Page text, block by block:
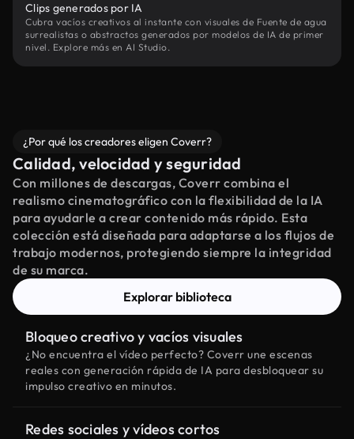
Clips generados por IA
Cubra vacíos creativos al instante con visuales de Fuente de agua
surrealistas o abstractos generados por modelos de IA de primer
nivel. Explore más en AI Studio.
¿Por qué los creadores eligen Coverr?
Calidad, velocidad y seguridad
Con millones de descargas, Coverr combina el
realismo cinematográfico con la flexibilidad de la IA
para ayudarle a crear contenido más rápido. Esta
colección está diseñada para adaptarse a los flujos de
trabajo modernos, protegiendo siempre la integridad
de su marca.
Explorar biblioteca
Bloqueo creativo y vacíos visuales
¿No encuentra el vídeo perfecto? Coverr une escenas
reales con generación rápida de IA para desbloquear su
impulso creativo en minutos.
Redes sociales y vídeos cortos